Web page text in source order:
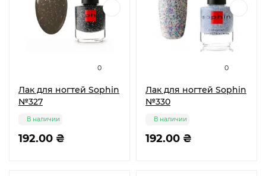
0
Лак для ногтей Sophin
№327
192.00 ₴
В наличии
0
Лак для ногтей Sophin
№330
192.00 ₴
В наличии